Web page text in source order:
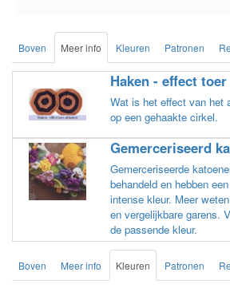
Boven Meer info Kleuren Patronen
Haken - effect
Wat is het effect van het
op een gehaakte cirkel.
Gemerceriseerd
Gemerceriseerde
behandeld en hebben
intense kleur. Meer
en vergelijkbare garens.
de passende kleur.
Boven Meer info Kleuren Patronen